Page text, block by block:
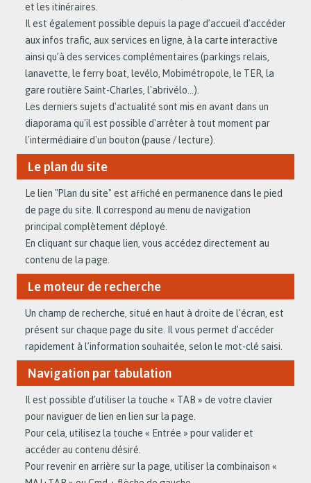
et les itinéraires.
Il est également possible depuis la page d’accueil d’accéder
aux infos trafic, aux services en ligne, à la carte interactive
ainsi qu’à des services complémentaires (parkings relais,
lanavette, le ferry boat, levélo, Mobimétropole, le TER, la
gare routière Saint-Charles, l'abrivélo…).
Les derniers sujets d'actualité sont mis en avant dans un
diaporama qu'il est possible d'arrêter à tout moment par
l'intermédiaire d'un bouton (pause / lecture).
Le plan du site
Le lien "Plan du site" est affiché en permanence dans le pied
de page du site. Il correspond au menu de navigation
principal complètement déployé.
En cliquant sur chaque lien, vous accédez directement au
contenu de la page.
Le moteur de recherche
Un champ de recherche, situé en haut à droite de l’écran, est
présent sur chaque page du site. Il vous permet d’accéder
rapidement à l’information souhaitée, selon le mot-clé saisi.
Navigation par tabulation
Il est possible d’utiliser la touche « TAB » de votre clavier
pour naviguer de lien en lien sur la page.
Pour cela, utilisez la touche « Entrée » pour valider et
accéder au contenu désiré.
Pour revenir en arrière sur la page, utiliser la combinaison «